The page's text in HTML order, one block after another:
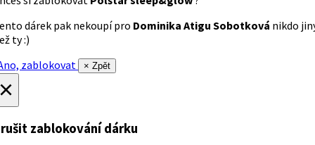
dárek pak nekoupí pro Dominika Atigu Sobotková nikdo
ty :)
zablokovat
× Zpět
zablokování dárku